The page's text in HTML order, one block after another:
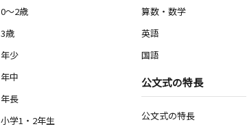
0～2歳
3歳
年少
年中
年長
小学1・2年生
算数・数学
英語
国語
公文式の特長
公文式の特長